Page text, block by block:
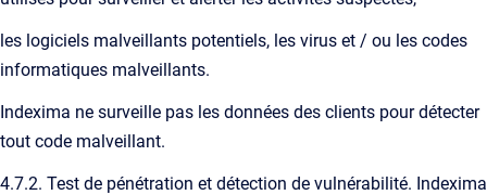
les logiciels malveillants potentiels, les virus et / ou les codes
informatiques malveillants.
Indexima ne surveille pas les données des clients pour détecter
tout code malveillant.
4.7.2. Test de pénétration et détection de vulnérabilité. Indexima